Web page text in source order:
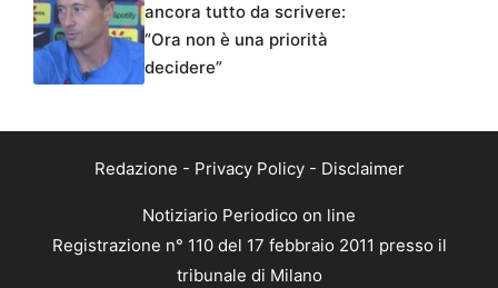
ancora tutto da scrivere:
“Ora non è una priorità
decidere”
Redazione - Privacy Policy- Disclaimer
Notiziario Periodico on line
Registrazione n° 110 del 17 febbraio 2011 presso il
tribunale di Milano